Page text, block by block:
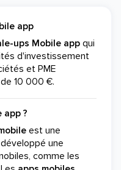
app
ups Mobile app qui
d'investissement
et PME
10 000 €.
app ?
est une
une
comme les